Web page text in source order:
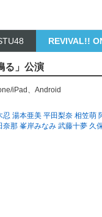
REVIVAL!!
る」公演
iPad 、 Android
忍 湯本亜美 平田梨奈 相笠萌
奈那 峯岸みなみ 武藤十夢 久